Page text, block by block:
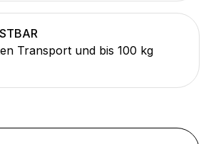
Transport und bis 100 kg